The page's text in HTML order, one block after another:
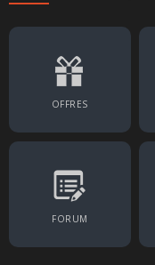
OFFRES
FORUM